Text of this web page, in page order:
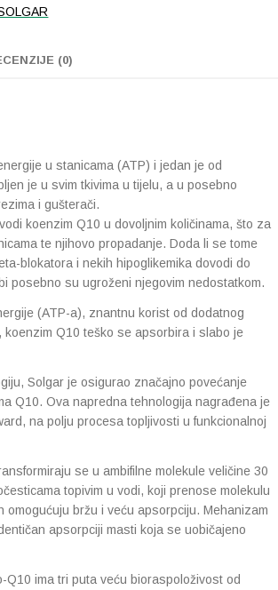
(0)
u stanicama (ATP) i jedan je od
je u svim tkivima u tijelu, a u posebno
i gušterači.
koenzim Q10 u dovoljnim količinama, što za
te njihovo propadanje. Doda li se tome
blokatora i nekih hipoglikemika dovodi do
posebno su ugroženi njegovim nedostatkom.
(ATP-a), znantnu korist od dodatnog
Q10 teško se apsorbira i slabo je
Solgar je osigurao značajno povećanje
Q10. Ova napredna tehnologija nagrađena je
na polju procesa topljivosti u funkcionalnoj
se u ambifilne molekule veličine 30
topivim u vodi, koji prenose molekulu
bržu i veću apsorpciju. Mehanizam
apsorpciji masti koja se uobičajeno
ima tri puta veću bioraspoloživost od